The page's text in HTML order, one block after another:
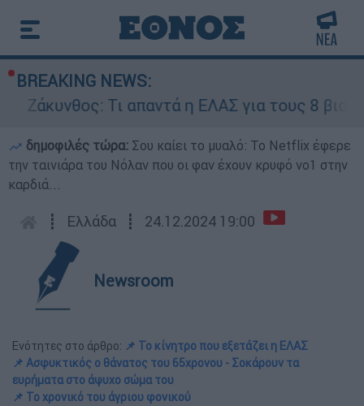
BREAKING NEWS:
Τι απαντά η ΕΛΑΣ για τους 8
δημοφιλές τώρα: Σου καίει το μυαλό: Το Netflix έφερε
την ταινιάρα του Νόλαν που οι φαν έχουν κρυφό νο1 στην
καρδιά...
┋ Ελλάδα ┋ 24.12.2024 19:00
Newsroom
Ενότητες στο άρθρο: 📌 Το κίνητρο που εξετάζει η ΕΛΑΣ
📌 Ασφυκτικός ο θάνατος του 65χρονου - Σοκάρουν τα
ευρήματα στο άψυχο σώμα του
📌 Το χρονικό του άγριου φονικού